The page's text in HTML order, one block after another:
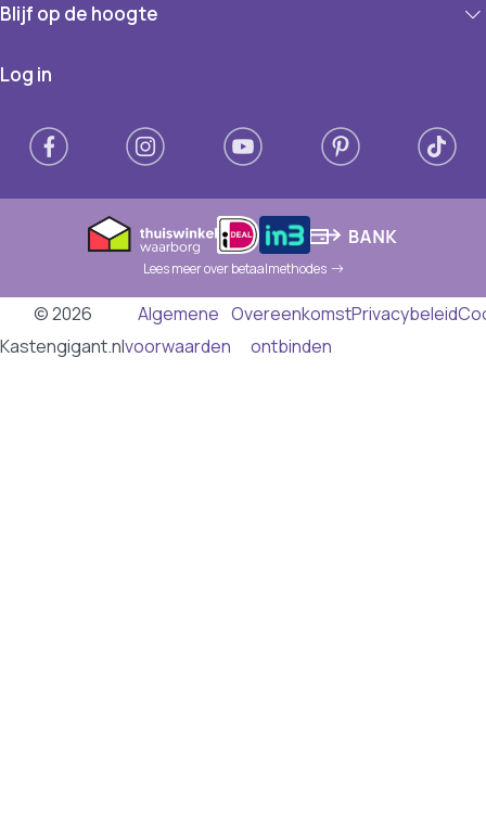
Blijf op de hoogte
Log in
Lees meer over betaalmethodes
© 2026
Kastengigant.nl
Algemene
voorwaarden
Overeenkomst
ontbinden
Privacybeleid